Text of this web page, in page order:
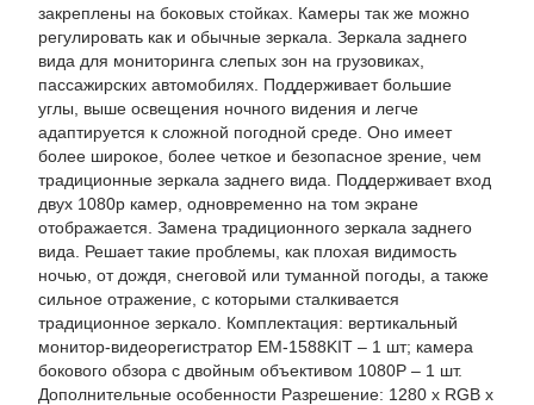
закреплены на боковых стойках. Камеры так же можно
регулировать как и обычные зеркала. Зеркала заднего
вида для мониторинга слепых зон на грузовиках,
пассажирских автомобилях. Поддерживает большие
углы, выше освещения ночного видения и легче
адаптируется к сложной погодной среде. Оно имеет
более широкое, более четкое и безопасное зрение, чем
традиционные зеркала заднего вида. Поддерживает вход
двух 1080p камер, одновременно на том экране
отображается. Замена традиционного зеркала заднего
вида. Решает такие проблемы, как плохая видимость
ночью, от дождя, снеговой или туманной погоды, а также
сильное отражение, с которыми сталкивается
традиционное зеркало. Комплектация: вертикальный
монитор-видеорегистратор EM-1588KIT – 1 шт; камера
бокового обзора с двойным объективом 1080P – 1 шт.
Дополнительные особенности Разрешение: 1280 x RGB x